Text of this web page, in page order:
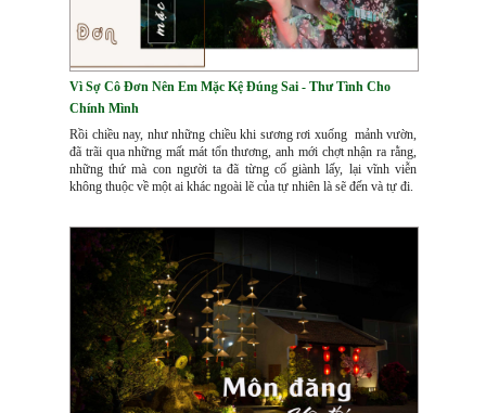
Vì Sợ Cô Đơn Nên Em Mặc Kệ Đúng Sai - Thư Tình Cho
Chính Mình
Rồi chiều nay, như những chiều khi sương rơi xuống mảnh vườn,
đã trãi qua những mất mát tổn thương, anh mới chợt nhận ra rằng,
những thứ mà con người ta đã từng cố giành lấy, lại vĩnh viễn
không thuộc về một ai khác ngoài lẽ của tự nhiên là sẽ đến và tự đi.